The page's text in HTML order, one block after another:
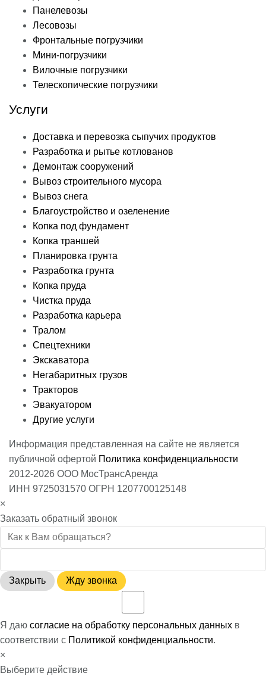
Панелевозы
Лесовозы
Фронтальные погрузчики
Мини-погрузчики
Вилочные погрузчики
Телескопические погрузчики
Услуги
Доставка и перевозка сыпучих продуктов
Разработка и рытье котлованов
Демонтаж сооружений
Вывоз строительного мусора
Вывоз снега
Благоустройство и озеленение
Копка под фундамент
Копка траншей
Планировка грунта
Разработка грунта
Копка пруда
Чистка пруда
Разработка карьера
Тралом
Спецтехники
Экскаватора
Негабаритных грузов
Тракторов
Эвакуатором
Другие услуги
Информация представленная на сайте не является
публичной офертой Политика конфиденциальности
2012-2026 ООО МосТрансАренда
ИНН 9725031570 ОГРН 1207700125148
×
Заказать обратный звонок
Закрыть Жду звонка
Я даю согласие на обработку персональных данных в
соответствии с Политикой конфиденциальности.
×
Выберите действие